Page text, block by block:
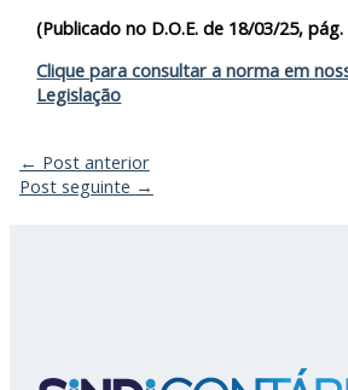
(Publicado no D.O.E. de 18/03/25, pág.
Clique para consultar a norma em
Legislação
← Post anterior
Post seguinte →